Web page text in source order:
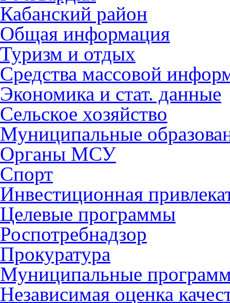
Кабанский район
Общая информация
Туризм и отдых
Средства массовой
Экономика и стат. данные
Сельское хозяйство
Муниципальные
Органы МСУ
Спорт
Инвестиционная
Целевые программы
Роспотребнадзор
Прокуратура
Муниципальные
Независимая оценка